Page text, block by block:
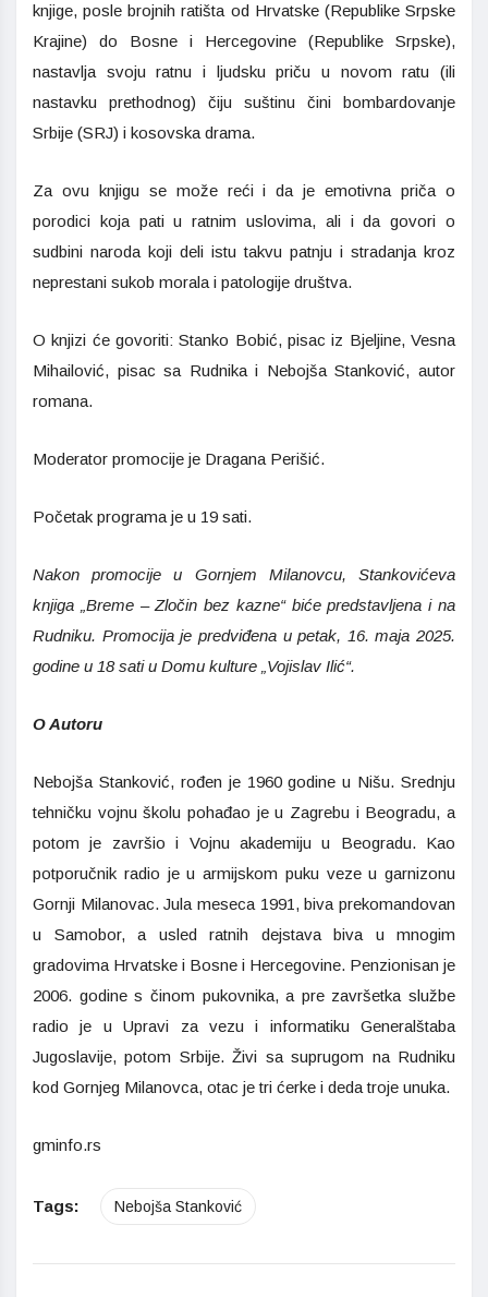
knjige, posle brojnih ratišta od Hrvatske (Republike Srpske
Krajine) do Bosne i Hercegovine (Republike Srpske),
nastavlja svoju ratnu i ljudsku priču u novom ratu (ili
nastavku prethodnog) čiju suštinu čini bombardovanje
Srbije (SRJ) i kosovska drama.
Za ovu knjigu se može reći i da je emotivna priča o
porodici koja pati u ratnim uslovima, ali i da govori o
sudbini naroda koji deli istu takvu patnju i stradanja kroz
neprestani sukob morala i patologije društva.
O knjizi će govoriti: Stanko Bobić, pisac iz Bjeljine, Vesna
Mihailović, pisac sa Rudnika i Nebojša Stanković, autor
romana.
Moderator promocije je Dragana Perišić.
Početak programa je u 19 sati.
Nakon promocije u Gornjem Milanovcu, Stankovićeva
knjiga „Breme – Zločin bez kazne“ biće predstavljena i na
Rudniku. Promocija je predviđena u petak, 16. maja 2025.
godine u 18 sati u Domu kulture „Vojislav Ilić“.
O Autoru
Nebojša Stanković, rođen je 1960 godine u Nišu. Srednju
tehničku vojnu školu pohađao je u Zagrebu i Beogradu, a
potom je završio i Vojnu akademiju u Beogradu. Kao
potporučnik radio je u armijskom puku veze u garnizonu
Gornji Milanovac. Jula meseca 1991, biva prekomandovan
u Samobor, a usled ratnih dejstava biva u mnogim
gradovima Hrvatske i Bosne i Hercegovine. Penzionisan je
2006. godine s činom pukovnika, a pre završetka službe
radio je u Upravi za vezu i informatiku Generalštaba
Jugoslavije, potom Srbije. Živi sa suprugom na Rudniku
kod Gornjeg Milanovca, otac je tri ćerke i deda troje unuka.
gminfo.rs
Tags: Nebojša Stanković